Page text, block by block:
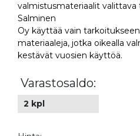
valmistusmateriaalit valittava
Salminen
Oy käyttää vain
materiaaleja, jotka oikealla
kestävät vuosien käyttöä.
Varastosaldo:
2 kpl